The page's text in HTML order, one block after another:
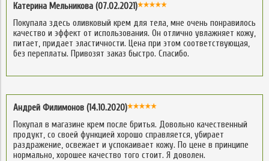
Катерина Мельникова (07.02.2021)
Покупала здесь оливковый крем для тела, мне очень понравилось
качество и эффект от использования. Он отлично увлажняет кожу,
питает, придает эластичности. Цена при этом соответствующая,
без переплаты. Привозят заказ быстро. Спасибо.
Андрей Филимонов (14.10.2020)
Покупал в магазине крем после бритья. Довольно качественный
продукт, со своей функцией хорошо справляется, убирает
раздражение, освежает и успокаивает кожу. По цене в принципе
нормально, хорошее качество того стоит. Я доволен.